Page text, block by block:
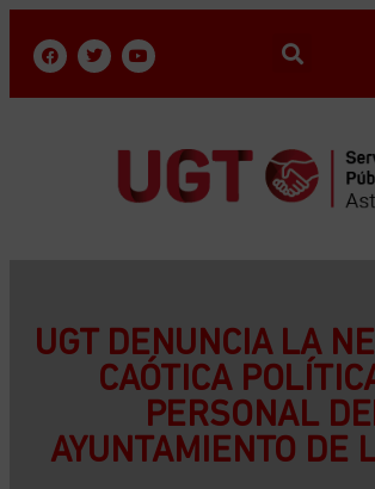
UGT DENUNCIA LA
CAÓTICA
PERSONAL
AYUNTAMIENTO DE